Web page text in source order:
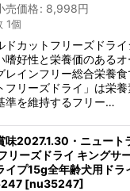
売価格: 8,998円
1個
ドカットフリーズドラ
嗜好性と栄養価のある
レインフリー総合栄養
フリーズドライ」は栄
準を維持するフリー…
味2027.1.30・ニュート
リーズドライ キングサ
イプ15g全年齢犬用ドラ
[nu35247]